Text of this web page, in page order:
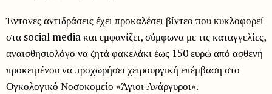
Έντονες αντιδράσεις έχει προκαλέσει βίντεο που κυκλοφορεί
στα social media και εμφανίζει, σύμφωνα με τις καταγγελίες,
αναισθησιολόγο να ζητά φακελάκι έως 150 ευρώ από ασθενή
προκειμένου να προχωρήσει χειρουργική επέμβαση στο
Ογκολογικό Νοσοκομείο «Άγιοι Ανάργυροι».